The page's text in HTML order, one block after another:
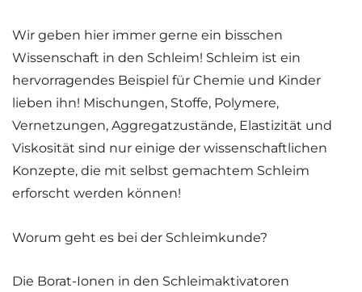
Wir geben hier immer gerne ein bisschen
Wissenschaft in den Schleim! Schleim ist ein
hervorragendes Beispiel für Chemie und Kinder
lieben ihn! Mischungen, Stoffe, Polymere,
Vernetzungen, Aggregatzustände, Elastizität und
Viskosität sind nur einige der wissenschaftlichen
Konzepte, die mit selbst gemachtem Schleim
erforscht werden können!
Worum geht es bei der Schleimkunde?
Die Borat-Ionen in den Schleimaktivatoren